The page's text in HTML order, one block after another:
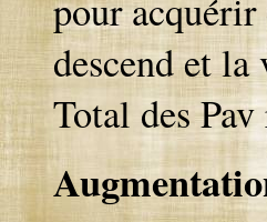
pour
descend et
Total des